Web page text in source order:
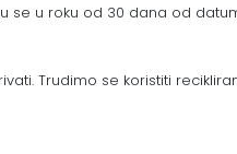
se u roku od 30 dana od
Trudimo se koristiti